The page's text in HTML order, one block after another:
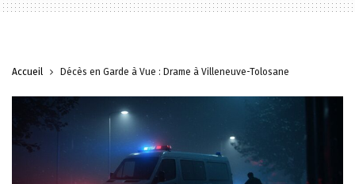
Accueil Décès en Garde à Vue : Drame à Villeneuve-Tolosane